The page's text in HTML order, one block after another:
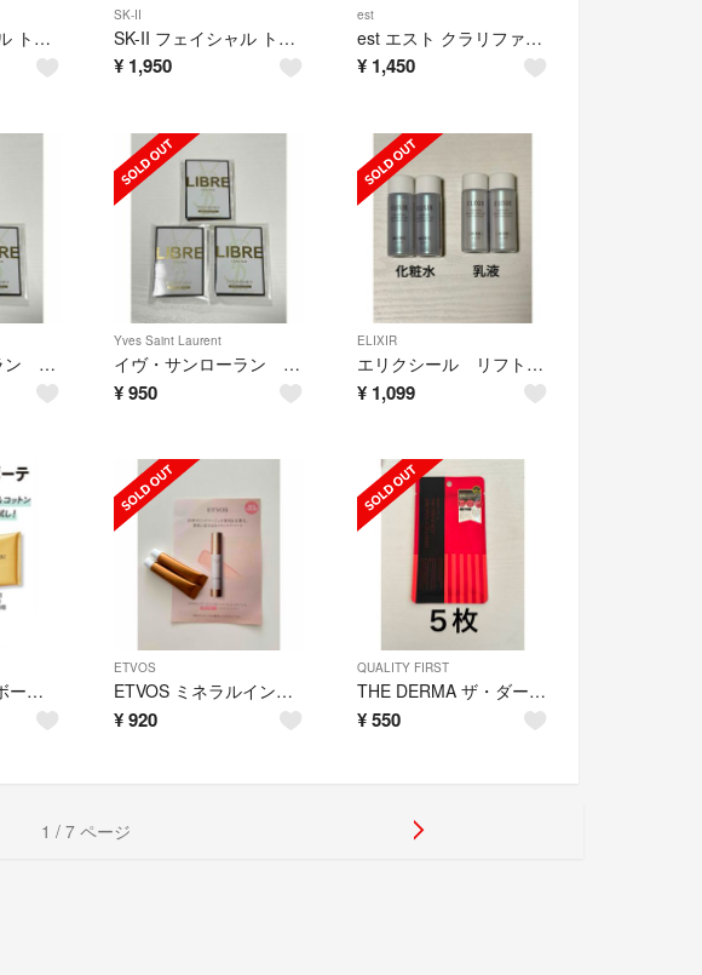
SK-II フェイシャル トリートメント エッセンス10ml×2
SK-II
SK-II フェイシャル トリートメント エッセンス 3本
¥ 1,950
est
est エスト クラリファイイング ジェルウォッシュ MED
¥ 1,450
イヴ・サンローラン リブレ ローニュ 2ml リブレローニュ 3個
Yves Saint Laurent
イヴ・サンローラン リブレ ローニュ 2ml リブレローニュ 3個
¥ 950
ELIXIR
エリクシール リフトモイストローション・ミルク各2本
¥ 1,099
クレ・ド・ポー ボーテ ローションエサンシエルA ル・コトン Ⅱ６枚
ETVOS
ETVOS ミネラルインナートリートメントベース ピンクベージュ 2本
¥ 920
QUALITY FIRST
THE DERMA ザ・ダーマベスト 5レチノール＋コラーゲン 5枚
¥550
1 / 7 ページ